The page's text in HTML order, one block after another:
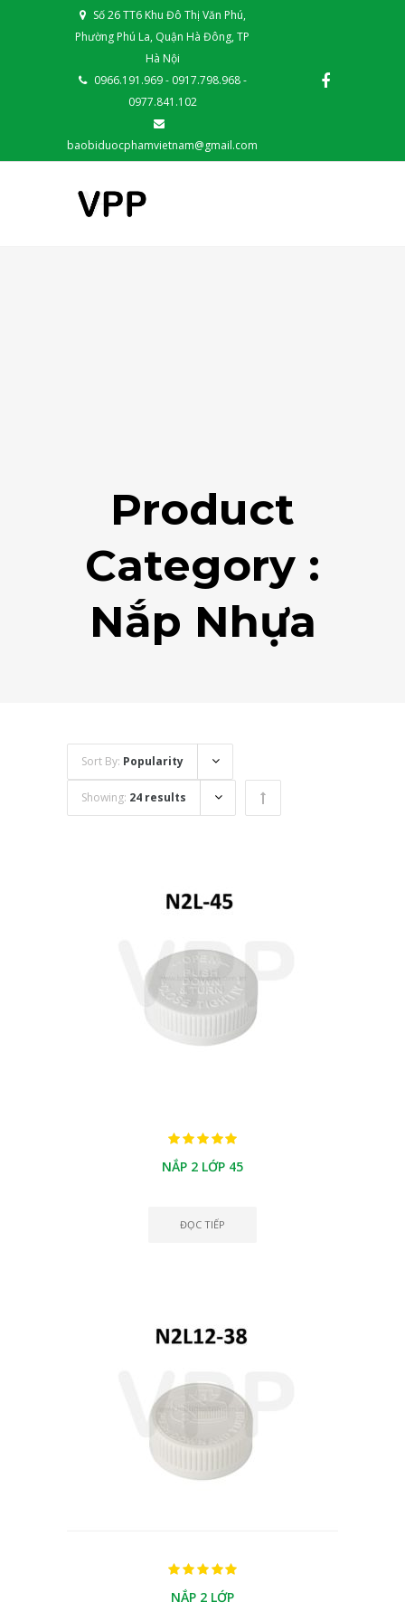
Số 26 TT6 Khu Đô Thị Văn Phú,
Phường Phú La, Quận Hà Đông, TP
Hà Nội
0966.191.969 - 0917.798.968 -
0977.841.102
baobiduocphamvietnam@gmail.com
Product
Category :
Nắp Nhựa
Sort By: Popularity
Showing: 24 results
NẮP 2 LỚP 45
ĐỌC TIẾP
NẮP 2 LỚP